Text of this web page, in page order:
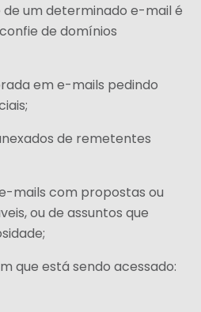
um determinado e-mail é
de domínios
em e-mails pedindo
de remetentes
mails com propostas ou
ou de assuntos que
que está sendo acessado: